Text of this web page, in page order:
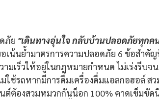
ภัย "เดินทางอุ่นใจ กลับบ้านปลอดภัยทุกค
เน้นย้ำมาตรการความปลอดภัย 6 ข้อสำคั
ามเร็วให้อยู่ในกฎหมายกำหนด ไม่เร่งรีบจ
ใช้รถหากมีการดื่มเครื่องดื่มแอลกอฮอล์
ต์ต้องสวมหมวกกันน็อก 100% คาดเข็มขั